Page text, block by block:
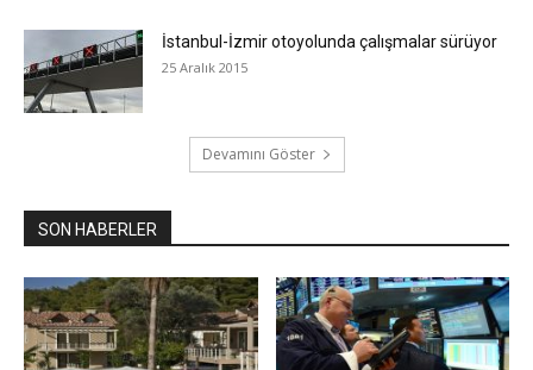
İstanbul-İzmir otoyolunda çalışmalar sürüyor
25 Aralık 2015
Devamını Göster
SON HABERLER